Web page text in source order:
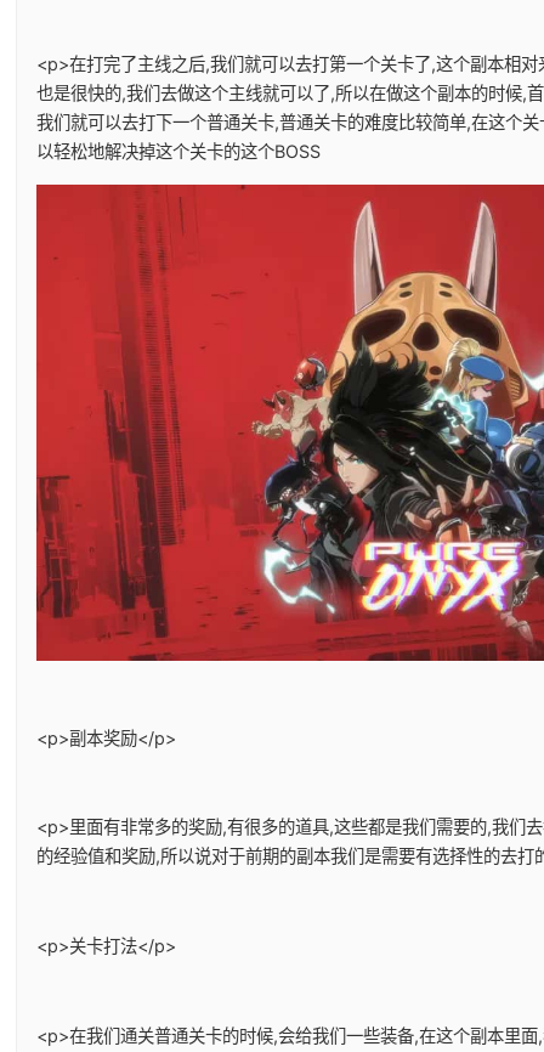
<p>在打完了主线之后,我们就可以去打第一个关卡了,这个副本相
也是很快的,我们去做这个主线就可以了,所以在做这个副本的时候,
我们就可以去打下一个普通关卡,普通关卡的难度比较简单,在这个
以轻松地解决掉这个关卡的这个BOSS
<p>副本奖励</p>
<p>里面有非常多的奖励,有很多的道具,这些都是我们需要的,我们
的经验值和奖励,所以说对于前期的副本我们是需要有选择性的去打
<p>关卡打法</p>
<p>在我们通关普通关卡的时候,会给我们一些装备,在这个副本里